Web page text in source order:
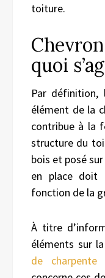
toiture.
quoi
Par
élément de la
contribue à la
structure du
bois et posé
en place doit
fonction de la
À titre
éléments sur
de charpente